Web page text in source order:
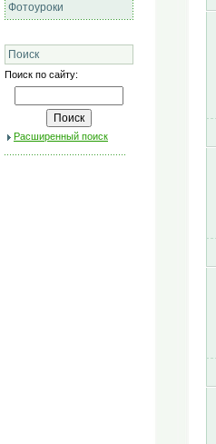
Фотоуроки
Поиск
Поиск по сайту:
Расширенный поиск